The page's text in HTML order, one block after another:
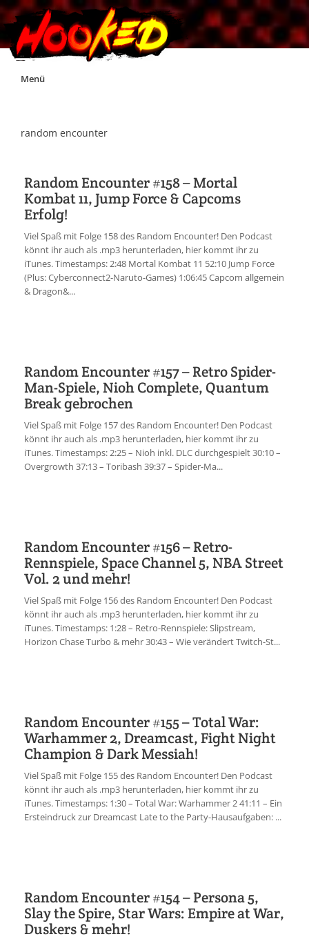
Skip
Menü
Impressum
Jobs
Discord
random encounter
Random Encounter #158 – Mortal
Kombat 11, Jump Force & Capcoms
Erfolg!
Viel Spaß mit Folge 158 des Random Encounter! Den Podcast
könnt ihr auch als .mp3 herunterladen, hier kommt ihr zu
iTunes. Timestamps: 2:48 Mortal Kombat 11 52:10 Jump Force
(Plus: Cyberconnect2-Naruto-Games) 1:06:45 Capcom allgemein
& Dragon&...
Random Encounter #157 – Retro Spider-
Man-Spiele, Nioh Complete, Quantum
Break gebrochen
Viel Spaß mit Folge 157 des Random Encounter! Den Podcast
könnt ihr auch als .mp3 herunterladen, hier kommt ihr zu
iTunes. Timestamps: 2:25 – Nioh inkl. DLC durchgespielt 30:10 –
Overgrowth 37:13 – Toribash 39:37 – Spider-Ma...
Random Encounter #156 – Retro-
Rennspiele, Space Channel 5, NBA Street
Vol. 2 und mehr!
Viel Spaß mit Folge 156 des Random Encounter! Den Podcast
könnt ihr auch als .mp3 herunterladen, hier kommt ihr zu
iTunes. Timestamps: 1:28 – Retro-Rennspiele: Slipstream,
Horizon Chase Turbo & mehr 30:43 – Wie verändert Twitch-St...
Random Encounter #155 – Total War:
Warhammer 2, Dreamcast, Fight Night
Champion & Dark Messiah!
Viel Spaß mit Folge 155 des Random Encounter! Den Podcast
könnt ihr auch als .mp3 herunterladen, hier kommt ihr zu
iTunes. Timestamps: 1:30 – Total War: Warhammer 2 41:11 – Ein
Ersteindruck zur Dreamcast Late to the Party-Hausaufgaben: ...
Random Encounter #154 – Persona 5,
Slay the Spire, Star Wars: Empire at War,
Duskers & mehr!